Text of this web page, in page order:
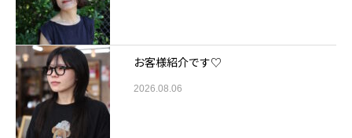
お客様紹介です♡
2026.08.06